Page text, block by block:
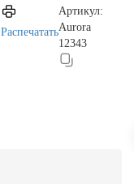
Распечатать
Артикул:
Aurora
12343